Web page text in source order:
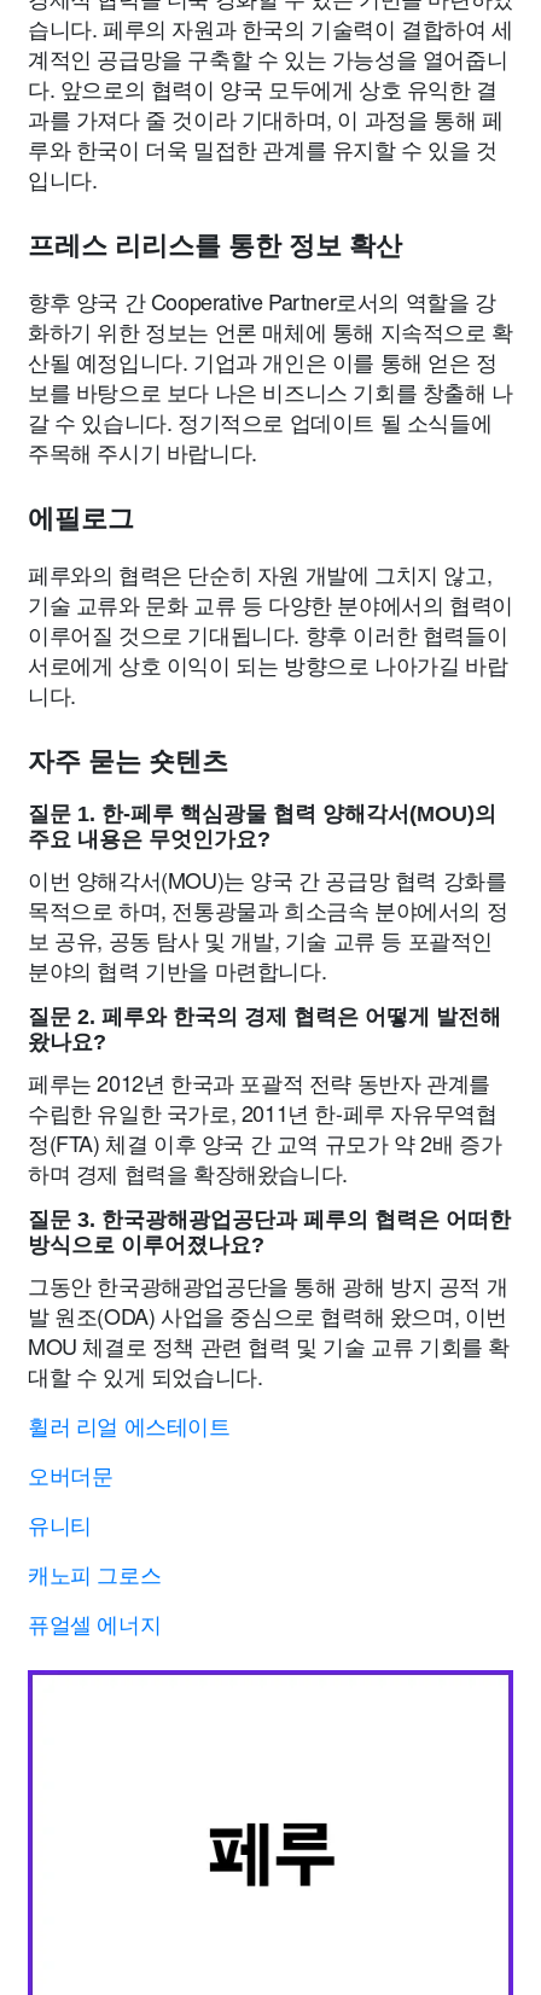
습니다. 페루의 자원과 한국의 기술력이 결합하여 세
계적인 공급망을 구축할 수 있는 가능성을 열어줍니
다. 앞으로의 협력이 양국 모두에게 상호 유익한 결
과를 가져다 줄 것이라 기대하며, 이 과정을 통해 페
루와 한국이 더욱 밀접한 관계를 유지할 수 있을 것
입니다.
프레스 리리스를 통한 정보 확산
향후 양국 간 Cooperative Partner로서의 역할을 강
화하기 위한 정보는 언론 매체에 통해 지속적으로 확
산될 예정입니다. 기업과 개인은 이를 통해 얻은 정
보를 바탕으로 보다 나은 비즈니스 기회를 창출해 나
갈 수 있습니다. 정기적으로 업데이트 될 소식들에
주목해 주시기 바랍니다.
에필로그
페루와의 협력은 단순히 자원 개발에 그치지 않고,
기술 교류와 문화 교류 등 다양한 분야에서의 협력이
이루어질 것으로 기대됩니다. 향후 이러한 협력들이
서로에게 상호 이익이 되는 방향으로 나아가길 바랍
니다.
자주 묻는 숏텐츠
질문 1. 한-페루 핵심광물 협력 양해각서(MOU)의
주요 내용은 무엇인가요?
이번 양해각서(MOU)는 양국 간 공급망 협력 강화를
목적으로 하며, 전통광물과 희소금속 분야에서의 정
보 공유, 공동 탐사 및 개발, 기술 교류 등 포괄적인
분야의 협력 기반을 마련합니다.
질문 2. 페루와 한국의 경제 협력은 어떻게 발전해
왔나요?
페루는 2012년 한국과 포괄적 전략 동반자 관계를
수립한 유일한 국가로, 2011년 한-페루 자유무역협
정(FTA) 체결 이후 양국 간 교역 규모가 약 2배 증가
하며 경제 협력을 확장해왔습니다.
질문 3. 한국광해광업공단과 페루의 협력은 어떠한
방식으로 이루어졌나요?
그동안 한국광해광업공단을 통해 광해 방지 공적 개
발 원조(ODA) 사업을 중심으로 협력해 왔으며, 이번
MOU 체결로 정책 관련 협력 및 기술 교류 기회를 확
대할 수 있게 되었습니다.
휠러 리얼 에스테이트
오버더문
유니티
캐노피 그로스
퓨얼셀 에너지